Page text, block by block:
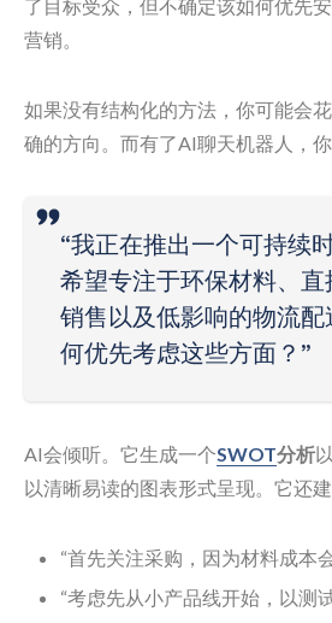
了目标受众，但不确定该如何优先
营销。
如果没有结构化的方法，你可能会
确的方向。而有了AI聊天机器人，
“我正在推出一个可持续
希望专注于环保材料、
销售以及低影响的物流配
何优先考虑这些方面？”
AI会倾听。它生成一个SWOT分析
以清晰易读的图表形式呈现。它还建
“首先关注采购，因为材料成本
“考虑先从小产品线开始，以测